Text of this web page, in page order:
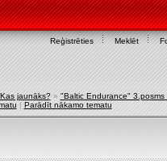
Reģistrēties Meklēt
Kas jaunāks?» "Baltic Endurance"
| Parādīt nākamo tematu